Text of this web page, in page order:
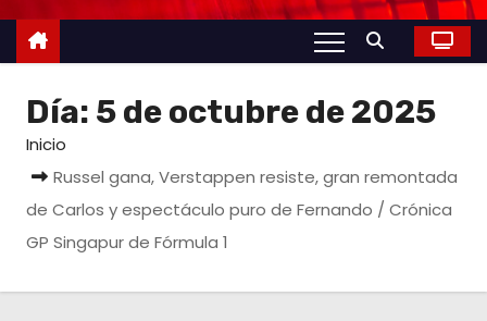
i
Día: 5 de octubre de 2025
Inicio
Russel gana, Verstappen resiste, gran remontada
de Carlos y espectáculo puro de Fernando / Crónica
GP Singapur de Fórmula 1